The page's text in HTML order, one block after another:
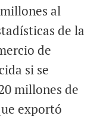
al
de la
de
si se
millones de
exportó